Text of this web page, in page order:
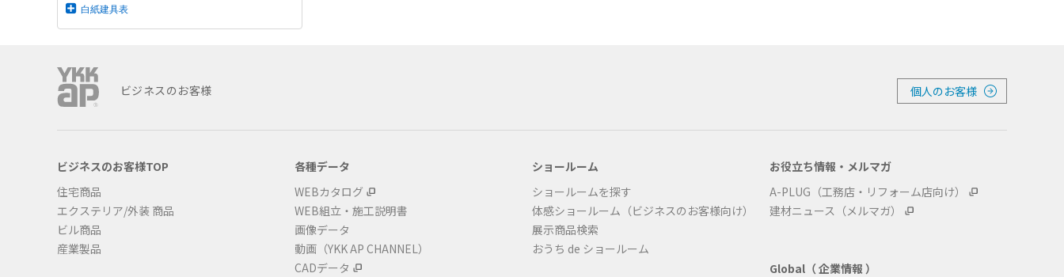
白紙建具表
ビジネスのお客様 個人のお客様
ビジネスのお客様TOP
住宅商品
エクステリア/外装 商品
ビル商品
産業製品
各種データ
WEBカタログ
WEB組立・施工説明書
画像データ
動画（YKK AP CHANNEL）
CADデータ
ショールーム
ショールームを探す
体感ショールーム（ビジネスのお客様向け）
展示商品検索
おうち de ショールーム
お役立ち情報・メルマガ
A-PLUG（工務店・リフォーム店向け）
建材ニュース（メルマガ）
Global（ 企業情報 ）